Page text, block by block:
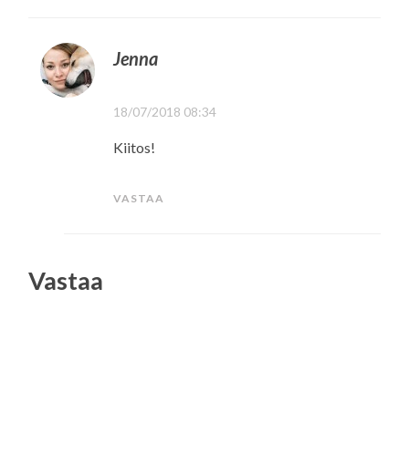
Jenna
18/07/2018 08:34
Kiitos!
VASTAA
Vastaa